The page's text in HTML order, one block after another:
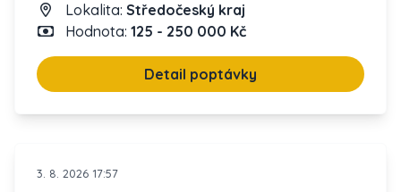
Lokalita: Středočeský kraj
Hodnota: 125 - 250 000 Kč
Detail poptávky
3. 8. 2026 17:57